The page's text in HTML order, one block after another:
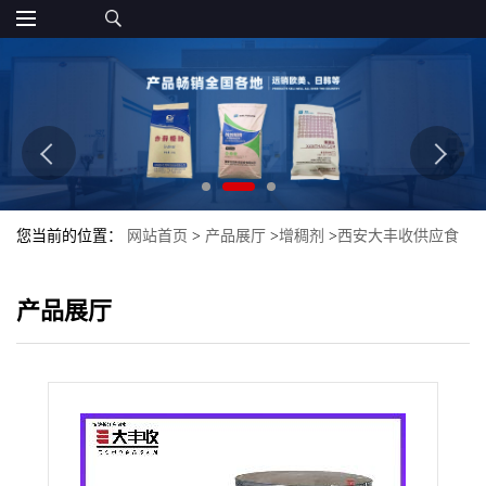
您当前的位置： 网站首页 > 产品展厅 >增稠剂 >西安大丰收供应食
产品展厅